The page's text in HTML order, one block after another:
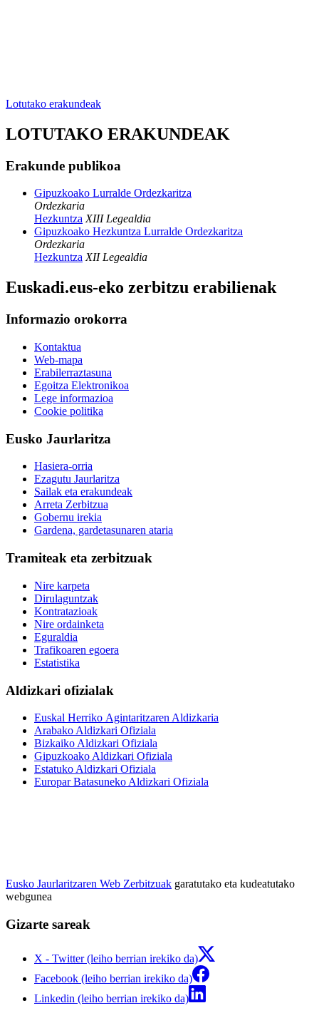
Lotutako erakundeak
LOTUTAKO ERAKUNDEAK
Erakunde publikoa
Gipuzkoako Lurralde Ordezkaritza
Ordezkaria
Hezkuntza XIII Legealdia
Gipuzkoako Hezkuntza Lurralde Ordezkaritza
Ordezkaria
Hezkuntza XII Legealdia
Euskadi.eus-eko zerbitzu erabilienak
Informazio orokorra
Kontaktua
Web-mapa
Erabilerraztasuna
Egoitza Elektronikoa
Lege informazioa
Cookie politika
Eusko Jaurlaritza
Hasiera-orria
Ezagutu Jaurlaritza
Sailak eta erakundeak
Arreta Zerbitzua
Gobernu irekia
Gardena, gardetasunaren ataria
Tramiteak eta zerbitzuak
Nire karpeta
Dirulaguntzak
Kontratazioak
Nire ordainketa
Eguraldia
Trafikoaren egoera
Estatistika
Aldizkari ofizialak
Euskal Herriko Agintaritzaren Aldizkaria
Arabako Aldizkari Ofiziala
Bizkaiko Aldizkari Ofiziala
Gipuzkoako Aldizkari Ofiziala
Estatuko Aldizkari Ofiziala
Europar Batasuneko Aldizkari Ofiziala
Eusko Jaurlaritzaren Web Zerbitzuak garatutako eta kudeatutako
webgunea
Gizarte sareak
X - Twitter (leiho berrian irekiko da)
Facebook (leiho berrian irekiko da)
Linkedin (leiho berrian irekiko da)